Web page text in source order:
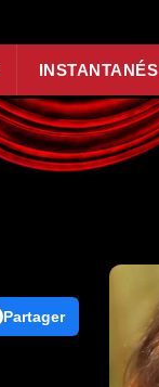
INSTANTANÉS
Partager